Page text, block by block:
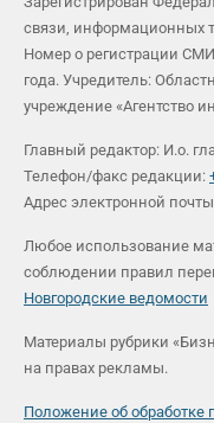
связи, информационных
Номер о регистрации
года. Учредитель:
учреждение «Агентство
Главный редактор: И.о.
Телефон/факс редакции:
Адрес электронной
Любое использование
соблюдении правил
Новгородские ведомости
Материалы рубрики
на правах рекламы.
Положение об